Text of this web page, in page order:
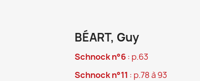
BÉART, Guy
Schnock n°6: p.63
Schnock n°11 : p.78 à 93